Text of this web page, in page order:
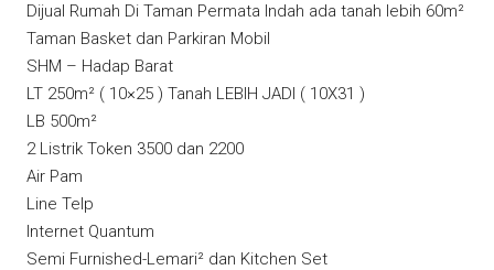
Dijual Rumah Di Taman Permata Indah ada tanah lebih 60m²
Taman Basket dan Parkiran Mobil
SHM – Hadap Barat
LT 250m² ( 10×25 ) Tanah LEBIH JADI ( 10X31 )
LB 500m²
2 Listrik Token 3500 dan 2200
Air Pam
Line Telp
Internet Quantum
Semi Furnished-Lemari² dan Kitchen Set